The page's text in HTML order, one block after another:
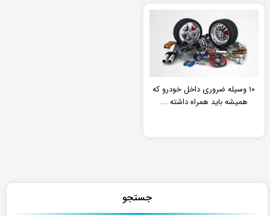
۱۰ وسیله ضروری داخل خودرو که
همیشه باید همراه داشته ...
جستجو